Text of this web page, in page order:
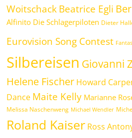
WoitschackBeatrice Egli
Alfinito Die Schlagerpiloten Dieter
Eurovision Song Contest
Silbereisen Giovanni
Helene Fischer Howard
Dance Maite Kelly Marianne
Melissa Naschenweng Michael Wendler
Roland Kaiser Ross